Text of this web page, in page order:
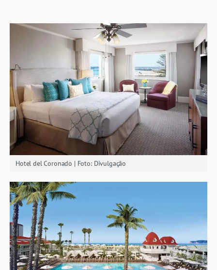
Hotel del Coronado | Foto: Divulgação